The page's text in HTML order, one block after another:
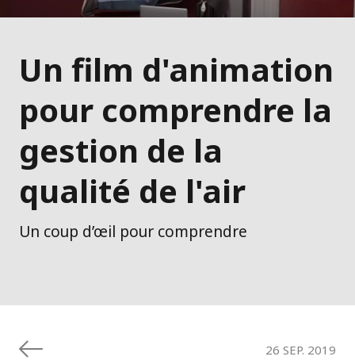
Un film d'animation
pour comprendre la
gestion de la
qualité de l'air
Un coup d’œil pour comprendre
26 SEP. 2019